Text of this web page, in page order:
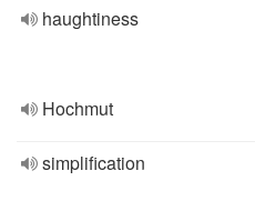
haughtiness
Hochmut
simplification